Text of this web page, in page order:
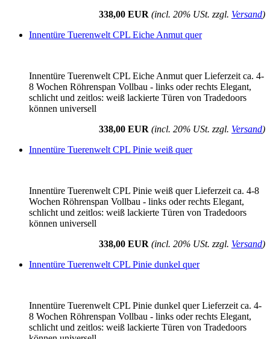
338,00 EUR (incl. 20% USt. zzgl. Versand)
Innentüre Tuerenwelt CPL Eiche Anmut quer
Innentüre Tuerenwelt CPL Eiche Anmut quer Lieferzeit ca. 4-
8 Wochen Röhrenspan Vollbau - links oder rechts Elegant,
schlicht und zeitlos: weiß lackierte Türen von Tradedoors
können universell
338,00 EUR (incl. 20% USt. zzgl. Versand)
Innentüre Tuerenwelt CPL Pinie weiß quer
Innentüre Tuerenwelt CPL Pinie weiß quer Lieferzeit ca. 4-8
Wochen Röhrenspan Vollbau - links oder rechts Elegant,
schlicht und zeitlos: weiß lackierte Türen von Tradedoors
können universell
338,00 EUR (incl. 20% USt. zzgl. Versand)
Innentüre Tuerenwelt CPL Pinie dunkel quer
Innentüre Tuerenwelt CPL Pinie dunkel quer Lieferzeit ca. 4-
8 Wochen Röhrenspan Vollbau - links oder rechts Elegant,
schlicht und zeitlos: weiß lackierte Türen von Tradedoors